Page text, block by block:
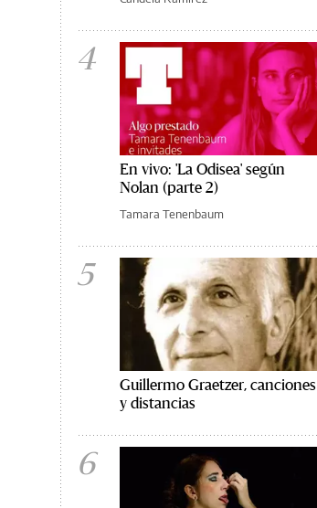
4
En vivo: 'La Odisea' según
Nolan (parte 2)
Tamara Tenenbaum
5
Guillermo Graetzer, canciones
y distancias
6